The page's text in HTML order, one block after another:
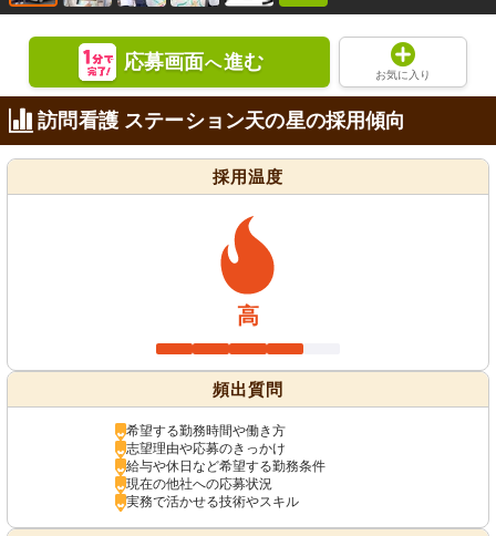
応募画面へ進む
お気に入り
訪問看護 ステーション天の星の採用傾向
採用温度
高
頻出質問
希望する勤務時間や働き方
志望理由や応募のきっかけ
給与や休日など希望する勤務条件
現在の他社への応募状況
実務で活かせる技術やスキル